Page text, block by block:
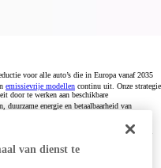
voor alle auto’s die in Europa vanaf 2035
emissievrije modellen continu uit. Onze strategie
door te werken aan beschikbare
duurzame energie en betaalbaarheid van
minimum te beperken door een breed gamma
levenscyclus van een auto, alsmede CO
2030.
van dienst te